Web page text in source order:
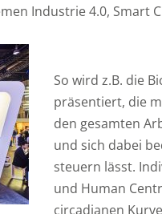
Industrie 4.0, Smart
So wird z.B. die
präsentiert, die
den gesamten
und sich dabei
steuern lässt.
und Human
circadianen